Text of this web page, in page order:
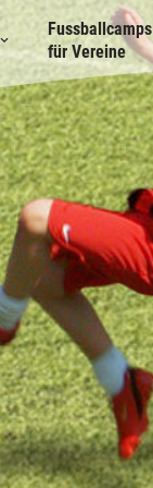
Fussballcamps
für Vereine